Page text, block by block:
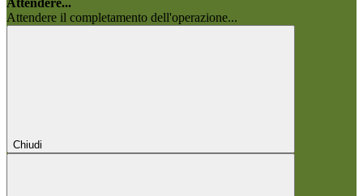
Attendere...
Attendere il completamento dell'operazione...
Chiudi